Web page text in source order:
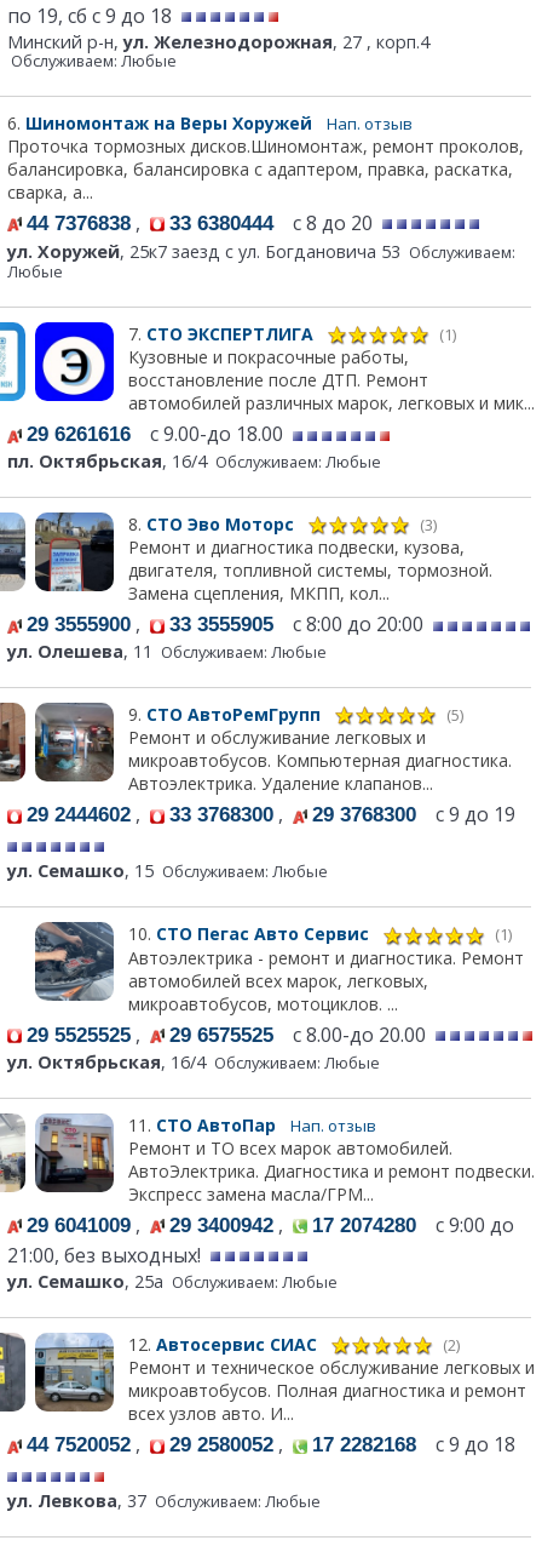
по 19, сб с 9 до 18
Минский р-н,ул. Железнодорожная, 27 , корп.4
Обслуживаем: Любые
6. Шиномонтаж на Веры Хоружей Нап. отзыв
Проточка тормозных дисков.Шиномонтаж, ремонт проколов,
балансировка, балансировка с адаптером, правка, раскатка,
сварка, а...
44 7376838 , 33 6380444с 8 до 20
ул. Хоружей, 25к7 заезд с ул. Богдановича 53 Обслуживаем:
Любые
7. СТО ЭКСПЕРТЛИГА (1)
Кузовные и покрасочные работы,
восстановление после ДТП. Ремонт
автомобилей различных марок, легковых и мик...
29 6261616 с 9.00-до 18.00
пл. Октябрьская, 16/4 Обслуживаем: Любые
8. СТО Эво Моторс (3)
Ремонт и диагностика подвески, кузова,
двигателя, топливной системы, тормозной.
Замена сцепления, МКПП, кол...
29 3555900 , 33 3555905 с 8:00 до 20:00
ул. Олешева, 11 Обслуживаем: Любые
9. СТО АвтоРемГрупп (5)
Ремонт и обслуживание легковых и
микроавтобусов. Компьютерная диагностика.
Автоэлектрика. Удаление клапанов...
29 2444602 , 33 3768300 , 29 3768300 с 9 до 19
ул. Семашко, 15 Обслуживаем: Любые
10. СТО Пегас Авто Сервис (1)
Автоэлектрика - ремонт и диагностика. Ремонт
автомобилей всех марок, легковых,
микроавтобусов, мотоциклов. ...
29 5525525 , 29 6575525 с 8.00-до 20.00
ул. Октябрьская, 16/4 Обслуживаем: Любые
11. СТО АвтоПар Нап. отзыв
Ремонт и ТО всех марок автомобилей.
АвтоЭлектрика. Диагностика и ремонт подвески.
Экспресс замена масла/ГРМ...
29 6041009 , 29 3400942 , 17 2074280 с 9:00 до
21:00, без выходных!
ул. Семашко, 25а Обслуживаем: Любые
12. Автосервис СИАС (2)
Ремонт и техническое обслуживание легковых и
микроавтобусов. Полная диагностика и ремонт
всех узлов авто. И...
44 7520052 , 29 2580052 , 17 2282168 с 9 до 18
ул. Левкова, 37 Обслуживаем: Любые